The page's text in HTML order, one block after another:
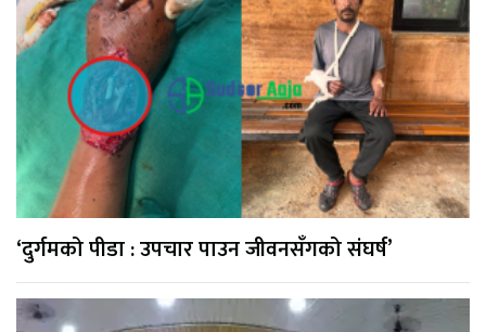
‘दुर्गमको पीडा : उपचार पाउन जीवनसँगको संघर्ष’